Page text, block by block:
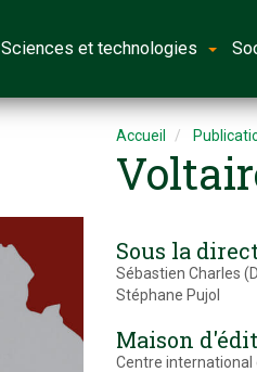
Sciences et technologies
Accueil
Sous la
Sébastien Charles
Stéphane Pujol
Maison
Centre international